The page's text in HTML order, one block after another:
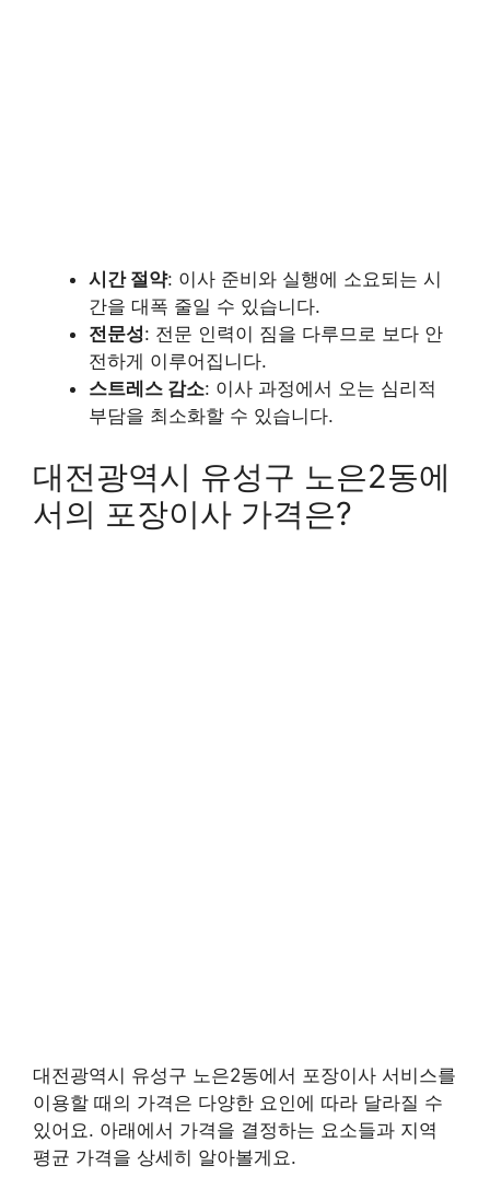
시간 절약: 이사 준비와 실행에 소요되는 시
간을 대폭 줄일 수 있습니다.
전문성: 전문 인력이 짐을 다루므로 보다 안
전하게 이루어집니다.
스트레스 감소: 이사 과정에서 오는 심리적
부담을 최소화할 수 있습니다.
대전광역시 유성구 노은2동에
서의 포장이사 가격은?
대전광역시 유성구 노은2동에서 포장이사 서비스를
이용할 때의 가격은 다양한 요인에 따라 달라질 수
있어요. 아래에서 가격을 결정하는 요소들과 지역
평균 가격을 상세히 알아볼게요.